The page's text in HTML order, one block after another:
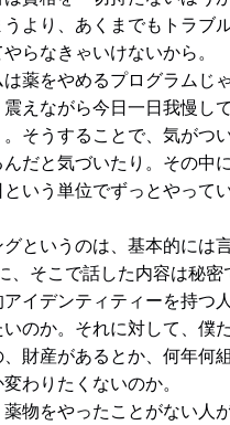
より、あくまでもトラブ
らなきゃいけないから。
薬をやめるプログラムじ
えながら今日一日我慢し
そうすることで、気がつ
だと気づいたり。その中
いう単位でずっとやって
というのは、基本的には
、そこで話した内容は秘
イデンティティーを持つ
のか。それに対して、僕
財産があるとか、何年何
わりたくないのか。
物をやったことがない人